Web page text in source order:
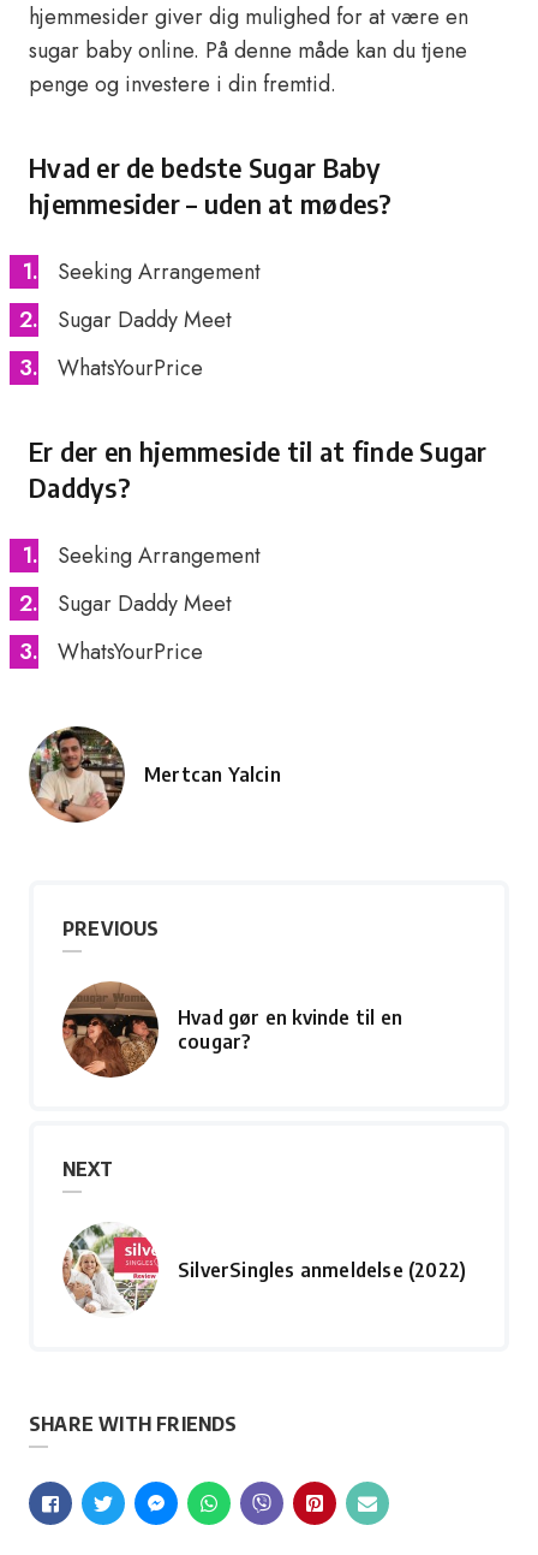
hjemmesider giver dig mulighed for at være en
sugar baby online. På denne måde kan du tjene
penge og investere i din fremtid.
Hvad er de bedste Sugar Baby
hjemmesider – uden at mødes?
Seeking Arrangement
Sugar Daddy Meet
WhatsYourPrice
Er der en hjemmeside til at finde Sugar
Daddys?
Seeking Arrangement
Sugar Daddy Meet
WhatsYourPrice
Posted
Mertcan Yalcin
PREVIOUS
Hvad gør en kvinde til en
cougar?
NEXT
SilverSingles anmeldelse (2022)
SHARE WITH FRIENDS